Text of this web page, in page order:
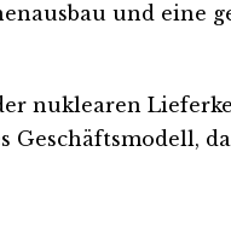
und eine
nuklearen